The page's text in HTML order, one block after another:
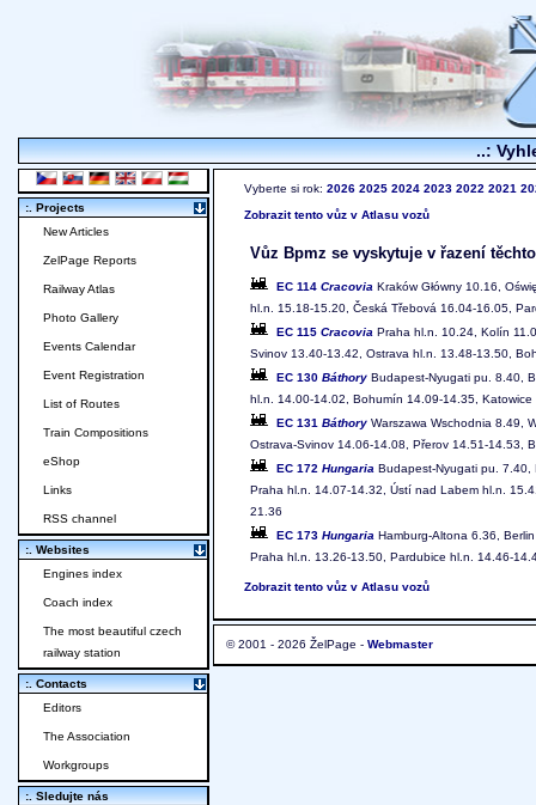
..:
Vyberte si rok: 2026 2025 2024 2023 2022 2021
Zobrazit tento vůz v Atlasu vozů
Vůz Bpmz se vyskytuje v řazení
EC 114 Cracovia Kraków Główny 10.16,
hl.n. 15.18-15.20, Česká Třebová 16.04-16.05,
EC 115 Cracovia Praha hl.n. 10.24, Kolín
Svinov 13.40-13.42, Ostrava hl.n. 13.48-13.50,
EC 130 Báthory Budapest-Nyugati pu. 8.40,
hl.n. 14.00-14.02, Bohumín 14.09-14.35,
EC 131 Báthory Warszawa Wschodnia 8.49,
Ostrava-Svinov 14.06-14.08, Přerov 14.51-14.53,
EC 172 Hungaria Budapest-Nyugati pu. 7.40,
Praha hl.n. 14.07-14.32, Ústí nad Labem hl.n.
21.36
EC 173 Hungaria Hamburg-Altona 6.36,
Praha hl.n. 13.26-13.50, Pardubice hl.n. 14.46-
Zobrazit tento vůz v Atlasu vozů
© 2001 - 2026 ŽelPage - Webmaster
:. Projects
New Articles
ZelPage Reports
Railway Atlas
Photo Gallery
Events Calendar
Event Registration
List of Routes
Train Compositions
eShop
Links
RSS channel
:. Websites
Engines index
Coach index
The most beautiful czech
railway station
:. Contacts
Editors
The Association
Workgroups
:. Sledujte nás